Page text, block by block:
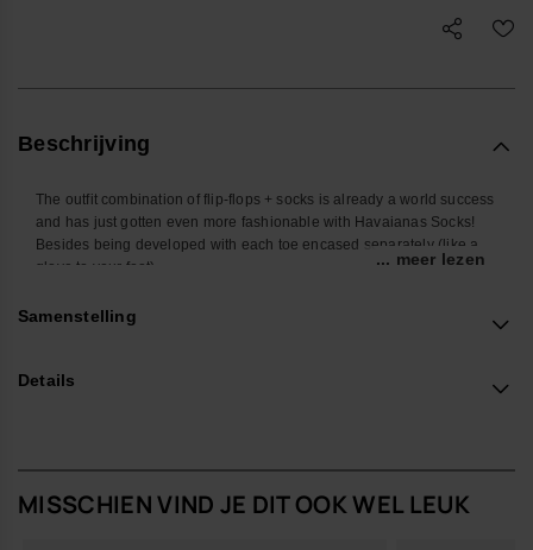
Beschrijving
The outfit combination of flip-flops + socks is already a world success
and has just gotten even more fashionable with Havaianas Socks!
Besides being developed with each toe encased separately (like a
glove to your foot).
rubber sole.
socks!
... meer lezen
Samenstelling
Details
MISSCHIEN VIND JE DIT OOK WEL LEUK